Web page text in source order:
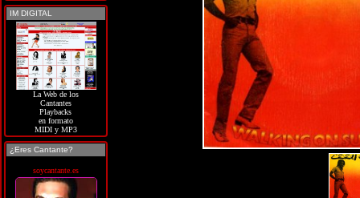
IM DIGITAL
La Web de los
Cantantes
Playbacks
en formato
MIDI y MP3
¿Eres Cantante?
soycantante.es